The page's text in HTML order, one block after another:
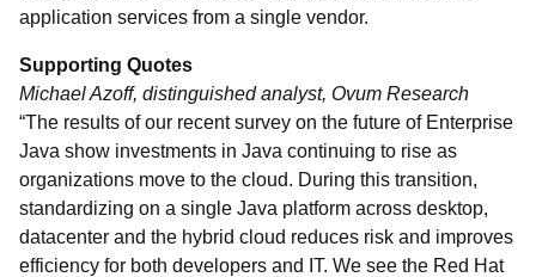
application services from a single vendor.
Supporting Quotes
Michael Azoff, distinguished analyst, Ovum Research
“The results of our recent survey on the future of Enterprise
Java show investments in Java continuing to rise as
organizations move to the cloud. During this transition,
standardizing on a single Java platform across desktop,
datacenter and the hybrid cloud reduces risk and improves
efficiency for both developers and IT. We see the Red Hat